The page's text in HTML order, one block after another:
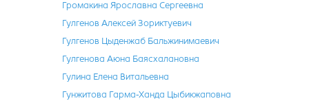
Громакина Ярославна Сергеевна
Гулгенов Алексей Зориктуевич
Гулгенов Цыденжаб Бальжинимаевич
Гулгенова Аюна Баясхалановна
Гулина Елена Витальевна
Гунжитова Гарма-Ханда Цыбикжаповна